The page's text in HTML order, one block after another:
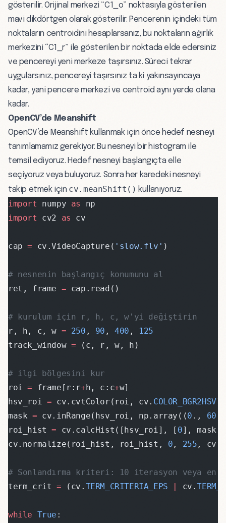
gösterilir. Orijinal merkezi “C1_o” noktasıyla gösterilen
mavi dikdörtgen olarak gösterilir. Pencerenin içindeki tüm
noktaların centroidini hesaplarsanız, bu noktaların ağırlık
merkezini “C1_r” ile gösterilen bir noktada elde edersiniz
ve pencereyi yeni merkeze taşırsınız. Süreci tekrar
uygularsınız, pencereyi taşırsınız ta ki yakınsayıncaya
kadar, yani pencere merkezi ve centroid aynı yerde olana
kadar.
OpenCV’de Meanshift
OpenCV’de Meanshift kullanmak için önce hedef nesneyi
tanımlamamız gerekiyor. Bu nesneyi bir histogram ile
temsil ediyoruz. Hedef nesneyi başlangıçta elle
seçiyoruz veya buluyoruz. Sonra her karedeki nesneyi
takip etmek için cv.meanShift() kullanıyoruz.
import numpy as
np
import cv2 as cv
cap = cv.VideoCapture( 'slow.flv' )
# nesnenin başlangıç konumunu al
ret, frame = cap.read()
# kurulum için r, h, c, w'yi değiştirin
r, h, c, w = 250 , 90 , 400 , 125
track_window = (c, r, w, h)
# ilgi bölgesini kur
roi = frame[r:r+ h, c:c+w]
hsv_roi = cv.cvtColor(roi, cv. COLOR_BGR2HSV
mask = cv.inRange(hsv_roi, np.array((0 ., 60
roi_hist = cv.calcHist([hsv_roi], [ 0], mask,
cv.normalize(roi_hist, roi_hist, 0 , 255 , cv.
# Sonlandırma kriteri: 10 iterasyon veya en
term_crit = (cv. TERM_CRITERIA_EPS cv.
while True :